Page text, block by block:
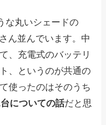
な丸いシェードの
ん並んでいます。中
、充電式のバッテリ
、というのが共通の
使ったのはそのうち
についての話だと思